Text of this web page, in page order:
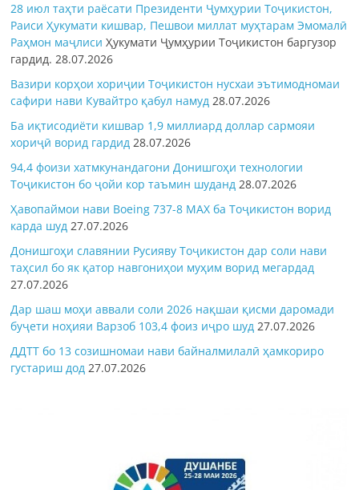
28 июл таҳти раёсати Президенти Ҷумҳурии Тоҷикистон,
Раиси Ҳукумати кишвар, Пешвои миллат муҳтарам Эмомалӣ
Раҳмон маҷлисиҲукумати Ҷумҳурии Тоҷикистон баргузор
гардид.28.07.2026
Вазири корҳои хориҷии Тоҷикистон нусхаи эътимодномаи
сафири нави Кувайтро қабул намуд 28.07.2026
Ба иқтисодиёти кишвар 1,9 миллиард доллар сармояи
хориҷӣ ворид гардид 28.07.2026
94,4 фоизи хатмкунандагони Донишгоҳи технологии
Тоҷикистон бо ҷойи кор таъмин шуданд 28.07.2026
Ҳавопаймои нави Boeing 737-8 MAX ба Тоҷикистон ворид
карда шуд 27.07.2026
Донишгоҳи славянии Русияву Тоҷикистон дар соли нави
таҳсил бо як қатор навгониҳои муҳим ворид мегардад
27.07.2026
Дар шаш моҳи аввали соли 2026 нақшаи қисми даромади
буҷети ноҳияи Варзоб 103,4 фоиз иҷро шуд 27.07.2026
ДДТТ бо 13 созишномаи нави байналмилалӣ ҳамкориро
густариш дод 27.07.2026